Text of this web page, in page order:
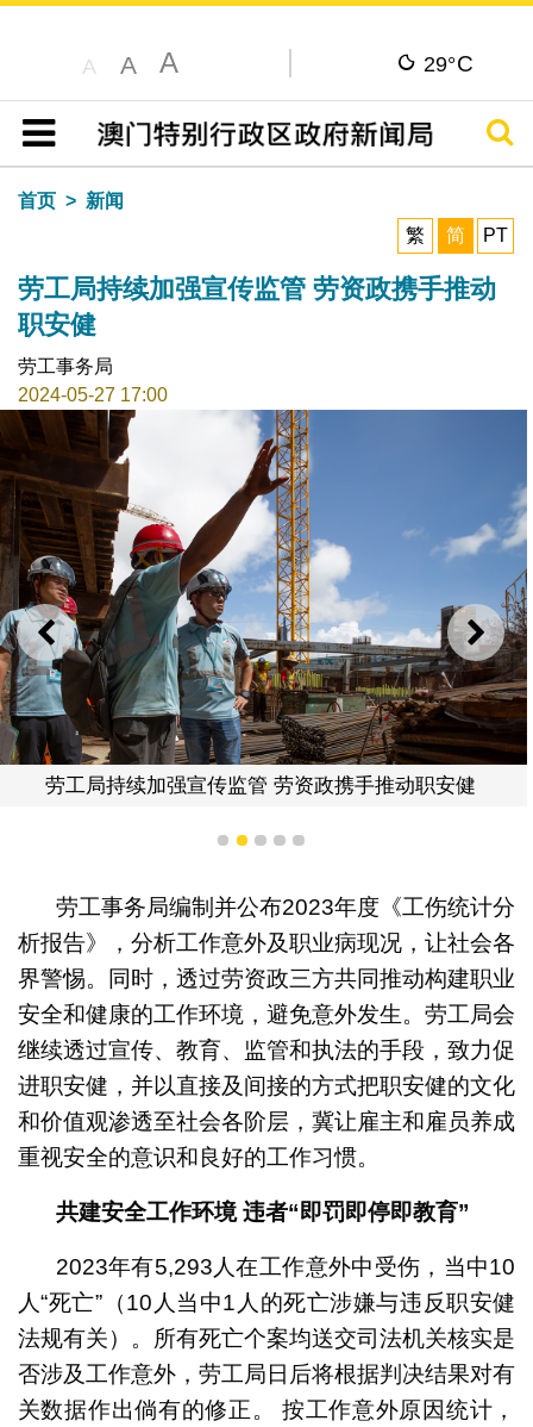
A A A 29°C
目录
搜寻
首页
新闻
繁
简 PT
劳工局持续加强宣传监管 劳资政携手推动
职安健
劳工事务局
2024-05-27 17:00
上一则 下一
劳工局持续加强宣传监管 劳资政携手推动职安健
1 2 3 4 5
劳工事务局编制并公布2023年度《工伤统计分
析报告》，分析工作意外及职业病现况，让社会各
界警惕。同时，透过劳资政三方共同推动构建职业
安全和健康的工作环境，避免意外发生。劳工局会
继续透过宣传、教育、监管和执法的手段，致力促
进职安健，并以直接及间接的方式把职安健的文化
和价值观渗透至社会各阶层，冀让雇主和雇员养成
重视安全的意识和良好的工作习惯。
共建安全工作环境 违者“即罚即停即教育”
2023年有5,293人在工作意外中受伤，当中10
人“死亡”（10人当中1人的死亡涉嫌与违反职安健
法规有关）。所有死亡个案均送交司法机关核实是
否涉及工作意外，劳工局日后将根据判决结果对有
关数据作出倘有的修正。 按工作意外原因统计，